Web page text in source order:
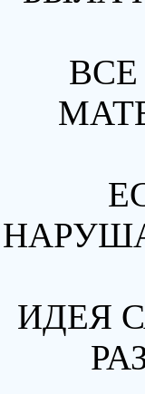
ИДЕЯ